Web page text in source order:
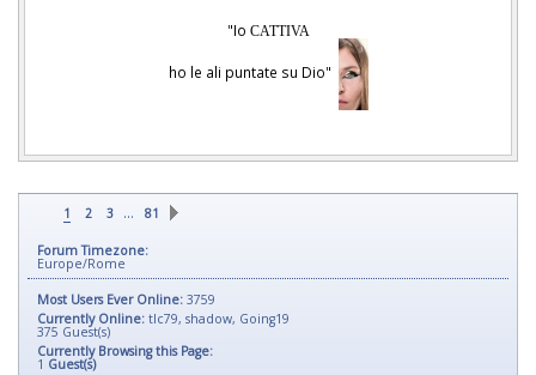
"Io CATTIVA
ho le ali puntate su Dio"
1 2 3 … 81
Forum Timezone:
Europe/Rome
Most Users Ever Online: 3759
Currently Online: tlc79, shadow, Going19
375 Guest(s)
Currently Browsing this Page:
1 Guest(s)